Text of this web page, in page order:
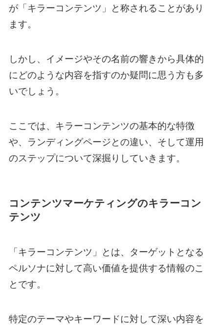
が「キラーコンテンツ」と称されることがあり
ます。
しかし、イメージやその名前の響きから具体的
にどのような内容を指すのか疑問に思う方も多
いでしょう。
ここでは、キラーコンテンツの基本的な特徴
や、ランディングページとの違い、そして運用
のステップについて深掘りしていきます。
コンテンツマーケティングのキラーコン
テンツ
「キラーコンテンツ」とは、ターゲットとなる
ペルソナに対して高い価値を提供する情報のこ
とです。
特定のテーマやキーワードに対して深い内容を